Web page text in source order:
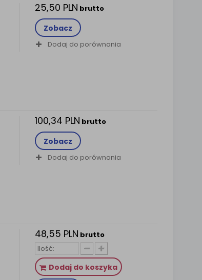
25,50 PLN brutto
Zobacz
Dodaj do porównania
100,34 PLN brutto
Zobacz
Dodaj do porównania
48,55 PLN brutto
Dodaj do koszyka